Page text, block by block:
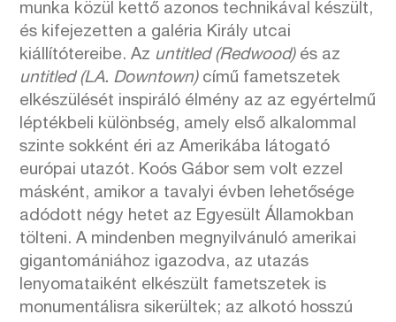
munka közül kettő azonos technikával készült,
és kifejezetten a galéria Király utcai
kiállítótereibe. Az untitled (Redwood)és az
untitled (LA. Downtown)című fametszetek
elkészülését inspiráló élmény az az egyértelmű
léptékbeli különbség, amely első alkalommal
szinte sokként éri az Amerikába látogató
európai utazót. Koós Gábor sem volt ezzel
másként, amikor a tavalyi évben lehetősége
adódott négy hetet az Egyesült Államokban
tölteni. A mindenben megnyilvánuló amerikai
gigantomániához igazodva, az utazás
lenyomataiként elkészült fametszetek is
monumentálisra sikerültek; az alkotó hosszú